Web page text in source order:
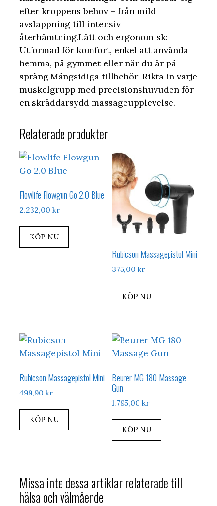
efter kroppens behov – från mild
avslappning till intensiv
återhämtning.Lätt och ergonomisk:
Utformad för komfort, enkel att använda
hemma, på gymmet eller när du är på
språng.Mångsidiga tillbehör: Rikta in varje
muskelgrupp med precisionshuvuden för
en skräddarsydd massageupplevelse.
Relaterade produkter
Flowlife Flowgun Go 2.0 Blue
2.232,00 kr
KÖP NU
Rubicson Massagepistol Mini
375,00kr
KÖP NU
Rubicson Massagepistol Mini
499,90 kr
KÖP NU
Beurer MG 180 Massage
Gun
1.795,00kr
KÖP NU
Missa inte dessa artiklar relaterade till
hälsa och välmående